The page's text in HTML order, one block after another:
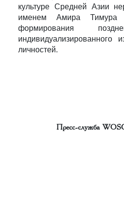
культуре Средней Азии
именем Амира Тимура
формирования
индивидуализированного
личностей.
Пресс-служба